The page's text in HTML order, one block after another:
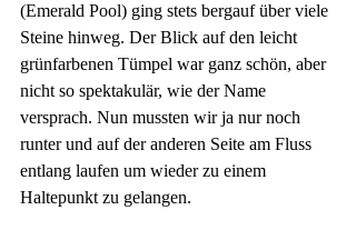
(Emerald Pool) ging stets bergauf über viele
Steine hinweg. Der Blick auf den leicht
grünfarbenen Tümpel war ganz schön, aber
nicht so spektakulär, wie der Name
versprach. Nun mussten wir ja nur noch
runter und auf der anderen Seite am Fluss
entlang laufen um wieder zu einem
Haltepunkt zu gelangen.